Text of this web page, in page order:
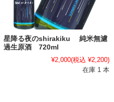
星降る夜のshirakiku 純米無濾
過生原酒 720ml
¥2,000(税込 ¥2,200)
在庫 1 本